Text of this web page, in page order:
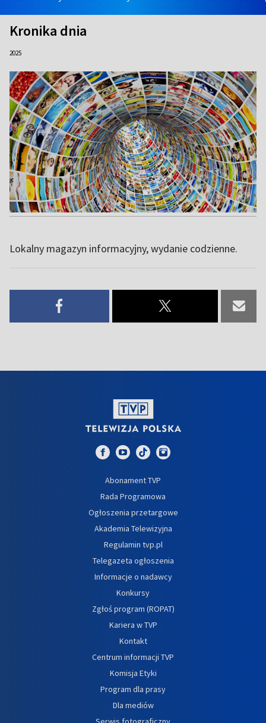
Kronika dnia
2025
Lokalny magazyn informacyjny, wydanie codzienne.
Abonament TVP
Rada Programowa
Ogłoszenia przetargowe
Akademia Telewizyjna
Regulamin tvp.pl
Telegazeta ogłoszenia
Informacje o nadawcy
Konkursy
Zgłoś program (ROPAT)
Kariera w TVP
Kontakt
Centrum informacji TVP
Komisja Etyki
Program dla prasy
Dla mediów